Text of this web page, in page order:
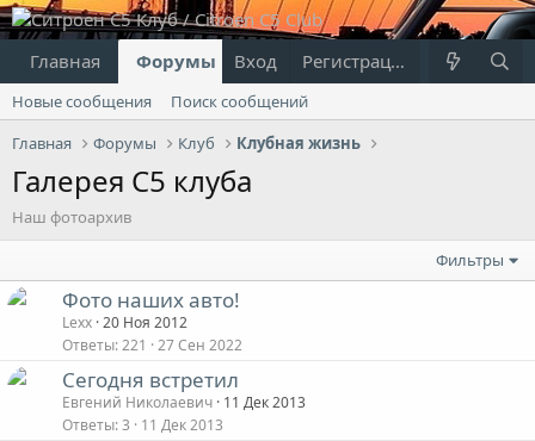
Главная Форумы Что нового?
Вход Регистрация
Новые сообщения
Поиск сообщений
Главная
Форумы Клуб Клубная жизнь
Галерея С5 клуба
Наш фотоархив
Фильтры
Фото наших авто!
Lexx 20 Ноя 2012
Ответы 221 27 Сен 2022
Сегодня встретил
Евгений Николаевич 11 Дек 2013
Ответы 3 11 Дек 2013